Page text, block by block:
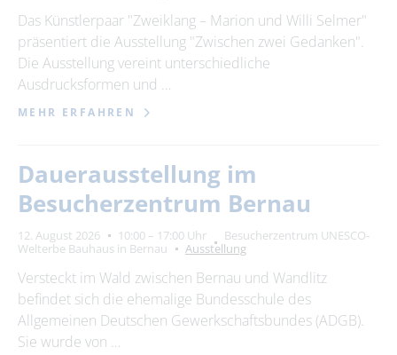
Das Künstlerpaar "Zweiklang – Marion und Willi Selmer"
präsentiert die Ausstellung "Zwischen zwei Gedanken".
Die Ausstellung vereint unterschiedliche
Ausdrucksformen und …
MEHR ERFAHREN
Dauerausstellung im
Besucherzentrum Bernau
12. August 2026 10:00 – 17:00 Uhr
Besucherzentrum UNESCO-
Welterbe Bauhaus in Bernau
Ausstellung
Versteckt im Wald zwischen Bernau und Wandlitz
befindet sich die ehemalige Bundesschule des
Allgemeinen Deutschen Gewerkschaftsbundes (ADGB).
Sie wurde von …